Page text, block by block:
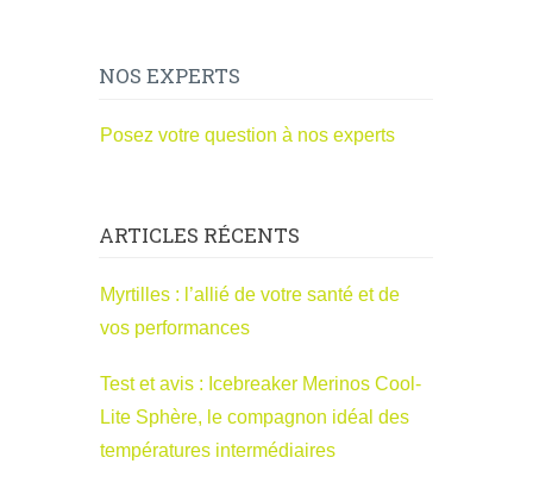
NOS EXPERTS
Posez votre question à nos experts
ARTICLES RÉCENTS
Myrtilles : l’allié de votre santé et de
vos performances
Test et avis : Icebreaker Merinos Cool-
Lite Sphère, le compagnon idéal des
températures intermédiaires